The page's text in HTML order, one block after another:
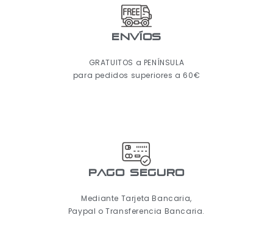
ENVÍOS
GRATUITOS a PENÍNSULA
para pedidos superiores a 60€
pago seguro
Mediante Tarjeta Bancaria,
Paypal o Transferencia Bancaria.